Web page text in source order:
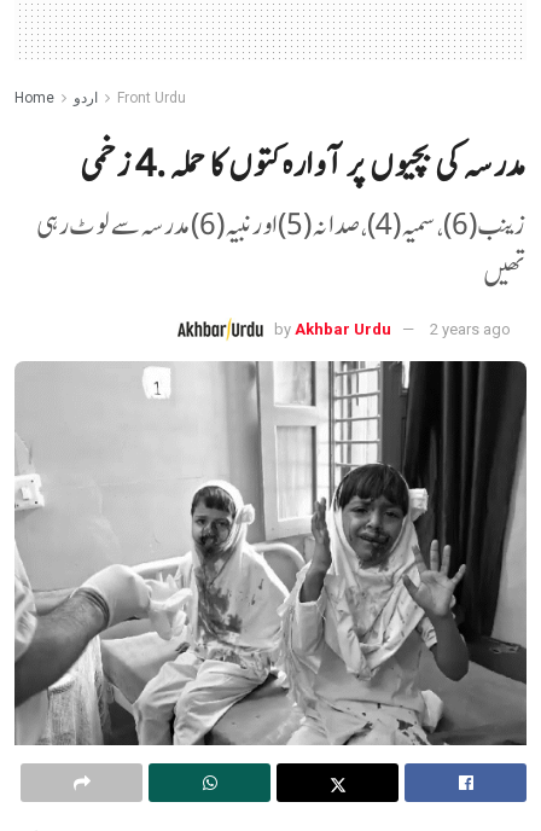
Home اردو Front Urdu
مدرسہ کی بچیوں پر آوارہ کتوں کا حملہ .4 زخمی
زینب (6)، سمیہ (4)، صدانہ (5) اور نبیہ (6) مدرسہ سے لوٹ رہی
تھیں
by Akhbar Urdu 2 years ago